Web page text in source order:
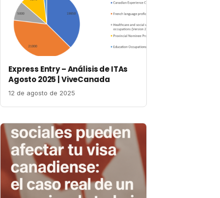
Express Entry – Análisis de ITAs
Agosto 2025 | ViveCanada
12 de agosto de 2025